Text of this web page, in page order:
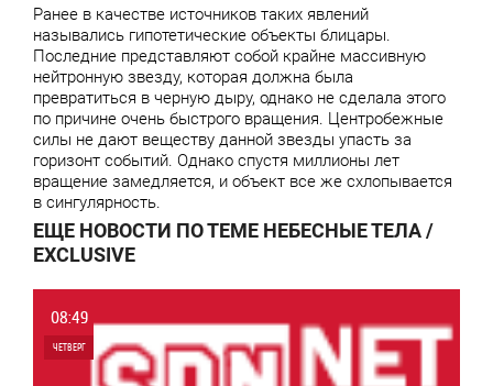
Ранее в качестве источников таких явлений
назывались гипотетические объекты блицары.
Последние представляют собой крайне массивную
нейтронную звезду, которая должна была
превратиться в черную дыру, однако не сделала этого
по причине очень быстрого вращения. Центробежные
силы не дают веществу данной звезды упасть за
горизонт событий. Однако спустя миллионы лет
вращение замедляется, и объект все же схлопывается
в сингулярность.
ЕЩЕ НОВОСТИ ПО ТЕМЕ НЕБЕСНЫЕ ТЕЛА /
EXCLUSIVE
08:49
ЧЕТВЕРГ